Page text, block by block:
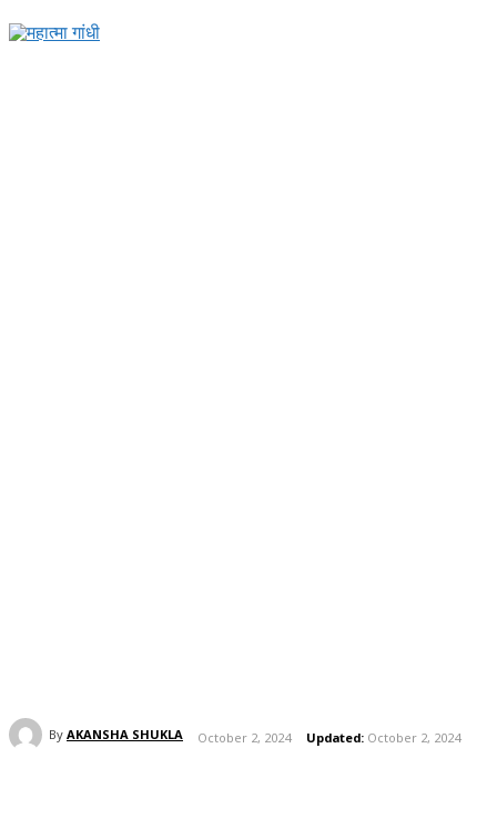
By AKANSHA SHUKLA October 2, 2024 Updated: October 2, 2024